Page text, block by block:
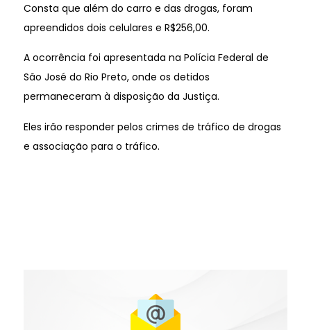
Consta que além do carro e das drogas, foram
apreendidos dois celulares e R$256,00.
A ocorrência foi apresentada na Polícia Federal de
São José do Rio Preto, onde os detidos
permaneceram à disposição da Justiça.
Eles irão responder pelos crimes de tráfico de drogas
e associação para o tráfico.